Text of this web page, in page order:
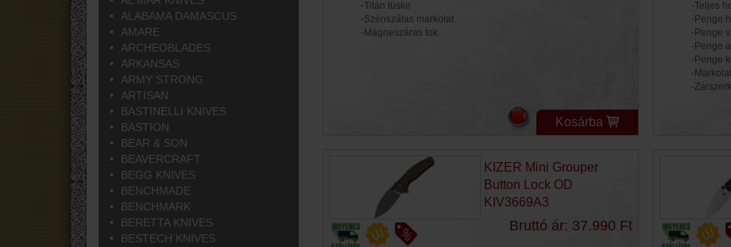
ALABAMA DAMASCUS
AMARE
ARCHEOBLADES
ARKANSAS
ARMY STRONG
ARTISAN
BASTINELLI KNIVES
BASTION
BEAR & SON
BEAVERCRAFT
BEGG KNIVES
BENCHMADE
BENCHMARK
BERETTA KNIVES
BESTECH KNIVES
-Titán tüske
-Szénszálas markolat
-Mágneszáras tok
Kosárba
-Teljes
-Penge
-Penge
-Penge
-Penge
-
-
KIZER Mini Grouper
Button Lock OD
KIV3669A3
Bruttó ár: 37.990 Ft